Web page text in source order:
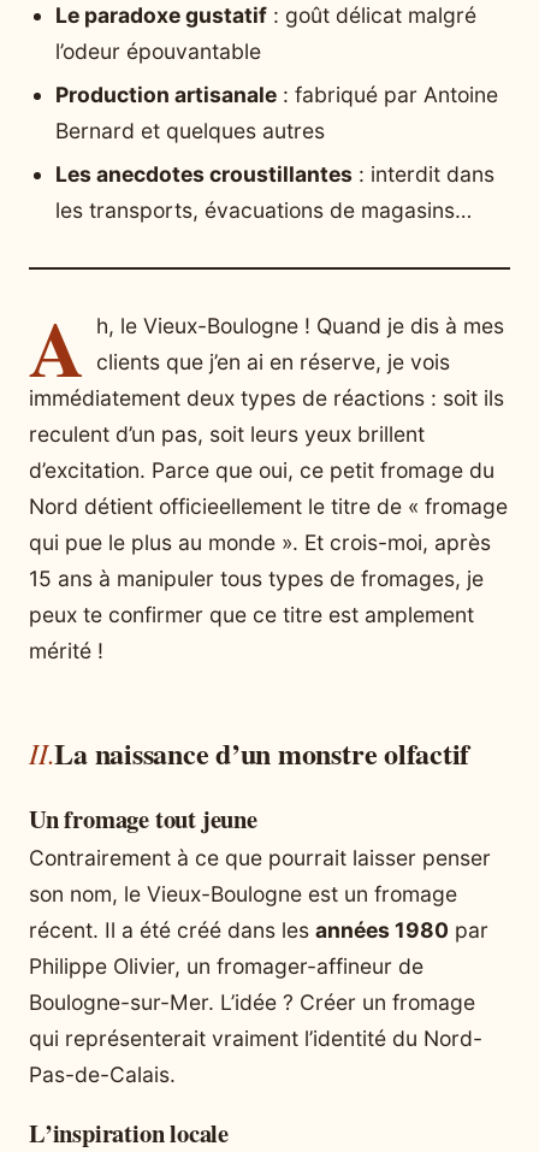
Le paradoxe gustatif : goût délicat malgré
l’odeur épouvantable
Production artisanale : fabriqué par Antoine
Bernard et quelques autres
Les anecdotes croustillantes : interdit dans
les transports, évacuations de magasins…
A
h, le Vieux-Boulogne ! Quand je dis à mes
clients que j’en ai en réserve, je vois
immédiatement deux types de réactions : soit ils
reculent d’un pas, soit leurs yeux brillent
d’excitation. Parce que oui, ce petit fromage du
Nord détient officieellement le titre de « fromage
qui pue le plus au monde ». Et crois-moi, après
15 ans à manipuler tous types de fromages, je
peux te confirmer que ce titre est amplement
mérité !
La naissance d’un monstre olfactif
Un fromage tout jeune
Contrairement à ce que pourrait laisser penser
son nom, le Vieux-Boulogne est un fromage
récent. Il a été créé dans les années 1980 par
Philippe Olivier, un fromager-affineur de
Boulogne-sur-Mer. L’idée ? Créer un fromage
qui représenterait vraiment l’identité du Nord-
Pas-de-Calais.
L’inspiration locale